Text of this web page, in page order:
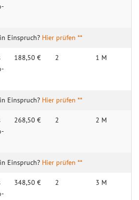
Hier prüfen **
188,50 € 2 1 M
Hier prüfen **
268,50 € 2 2 M
Hier prüfen **
348,50 € 2 3 M